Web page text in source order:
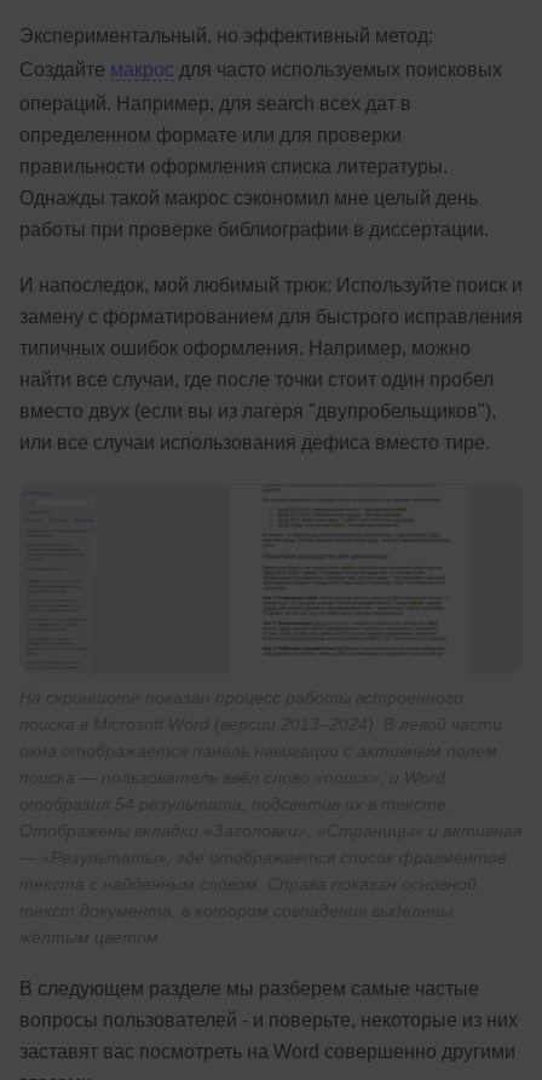
Экспериментальный, но эффективный метод:
Создайте макрос для часто используемых поисковых
операций. Например, для search всех дат в
определенном формате или для проверки
правильности оформления списка литературы.
Однажды такой макрос сэкономил мне целый день
работы при проверке библиографии в диссертации.
И напоследок, мой любимый трюк: Используйте поиск и
замену с форматированием для быстрого исправления
типичных ошибок оформления. Например, можно
найти все случаи, где после точки стоит один пробел
вместо двух (если вы из лагеря "двупробельщиков"),
или все случаи использования дефиса вместо тире.
В следующем разделе мы разберем самые частые
вопросы пользователей - и поверьте, некоторые из них
заставят вас посмотреть на Word совершенно другими